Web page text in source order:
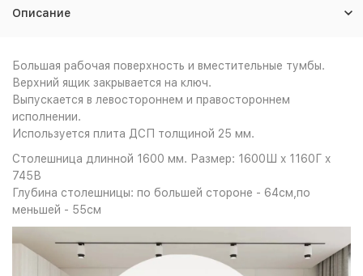
Описание
Большая рабочая поверхность и вместительные тумбы.
Верхний ящик закрывается на ключ.
Выпускается в левостороннем и правостороннем
исполнении.
Используется плита ДСП толщиной 25 мм.
Столешница длинной 1600 мм. Размер: 1600Ш x 1160Г x
745В
Глубина столешницы: по большей стороне - 64см,по
меньшей - 55см